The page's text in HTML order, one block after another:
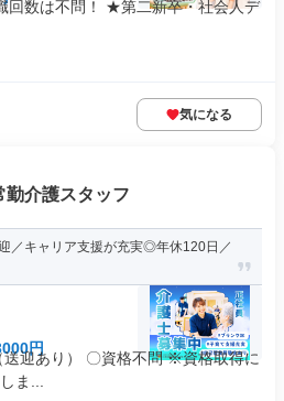
回数は不問！ ★第二新卒・社会人デ
気になる
勤介護スタッフ
／キャリア支援が充実◎年休120日／
円
迎あり） 〇資格不問 ※資格取得に
ま...